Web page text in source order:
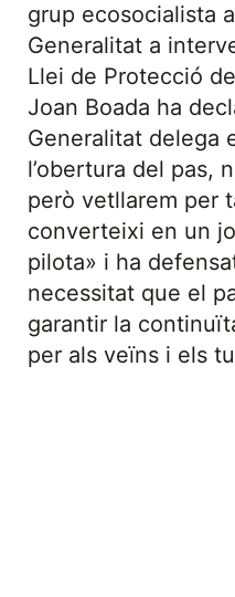
grup ecosocialista
Generalitat a
Llei de Protecció
Joan Boada ha
Generalitat delega
l’obertura del pas,
però vetllarem per
converteixi en un
pilota» i ha
necessitat que el
garantir la
per als veïns i els